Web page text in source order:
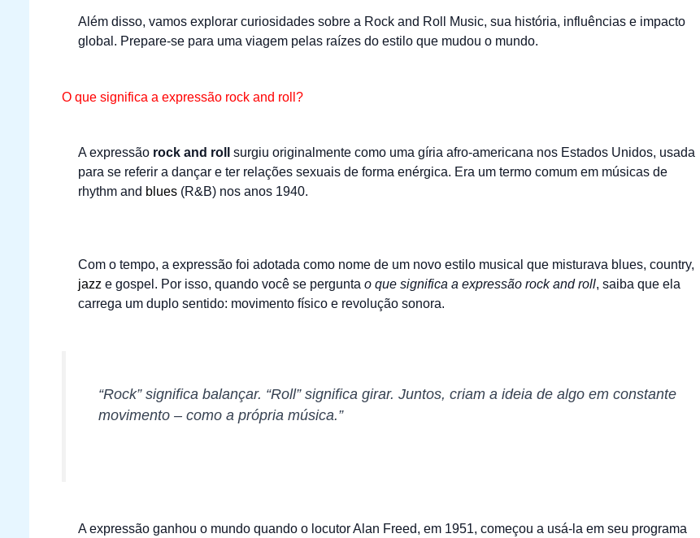
Além disso, vamos explorar curiosidades sobre a Rock and Roll Music, sua história, influências e impacto
global. Prepare-se para uma viagem pelas raízes do estilo que mudou o mundo.
O que significa a expressão rock and roll?
A expressão rock and roll
surgiu originalmente como uma gíria afro-americana nos Estados Unidos, usada
para se referir a dançar e ter relações sexuais de forma enérgica. Era um termo comum em músicas de
rhythm and blues (R&B) nos anos 1940.
Com o tempo, a expressão foi adotada como nome de um novo estilo musical que misturava blues, country,
jazz e gospel. Por isso, quando você se pergunta o que significa a expressão rock and roll, saiba que ela
carrega um duplo sentido: movimento físico e revolução sonora.
“Rock” significa balançar. “Roll” significa girar. Juntos, criam a ideia de algo em constante
movimento – como a própria música.”
A expressão ganhou o mundo quando o locutor Alan Freed, em 1951, começou a usá-la em seu programa